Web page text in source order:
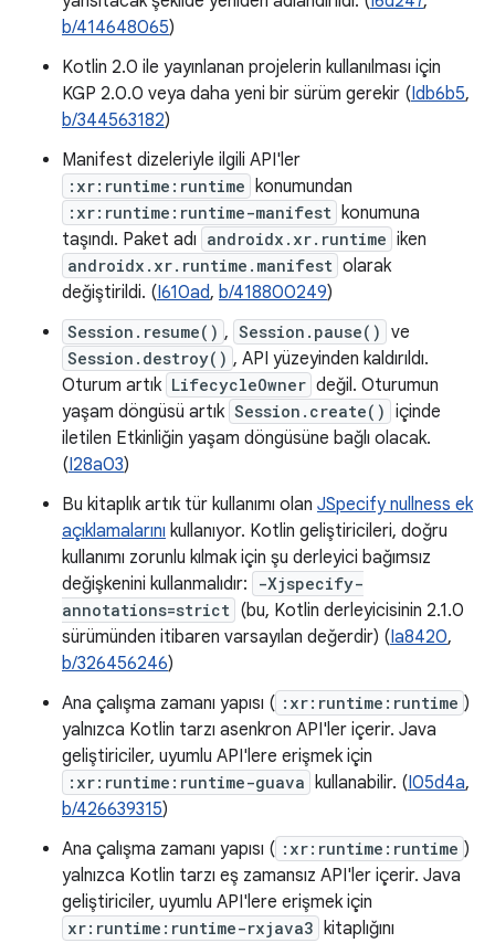
b/414648065)
Kotlin 2.0 ile yayınlanan projelerin kullanılması için
KGP 2.0.0 veya daha yeni bir sürüm gerekir (Idb6b5,
b/344563182)
Manifest dizeleriyle ilgili API'ler
:xr:runtime:runtime konumundan
:xr:runtime:runtime-manifest konumuna
taşındı. Paket adı androidx.xr.runtime iken
androidx.xr.runtime.manifest olarak
değiştirildi. (I610ad, b/418800249)
Session.resume() , Session.pause() ve
Session.destroy() , API yüzeyinden kaldırıldı.
Oturum artık LifecycleOwner değil. Oturumun
yaşam döngüsü artık Session.create() içinde
iletilen Etkinliğin yaşam döngüsüne bağlı olacak.
(I28a03)
Bu kitaplık artık tür kullanımı olan JSpecify nullness ek
açıklamalarını kullanıyor. Kotlin geliştiricileri, doğru
kullanımı zorunlu kılmak için şu derleyici bağımsız
değişkenini kullanmalıdır:
-Xjspecify-
annotations=strict (bu, Kotlin derleyicisinin 2.1.0
sürümünden itibaren varsayılan değerdir) (Ia8420,
b/326456246)
Ana çalışma zamanı yapısı ( :xr:runtime:runtime )
yalnızca Kotlin tarzı asenkron API'ler içerir. Java
geliştiriciler, uyumlu API'lere erişmek için
:xr:runtime:runtime-guava kullanabilir. (I05d4a,
b/426639315)
Ana çalışma zamanı yapısı ( :xr:runtime:runtime )
yalnızca Kotlin tarzı eş zamansız API'ler içerir. Java
geliştiriciler, uyumlu API'lere erişmek için
xr:runtime:runtime-rxjava3 kitaplığını